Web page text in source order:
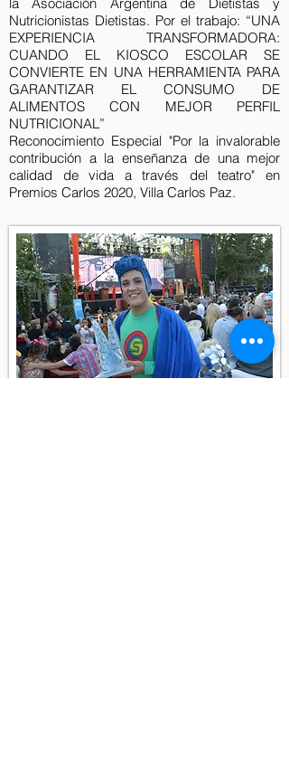
Nutricionistas Dietistas. Por el trabajo: “UNA
EXPERIENCIA TRANSFORMADORA:
CUANDO EL KIOSCO ESCOLAR SE
CONVIERTE EN UNA HERRAMIENTA PARA
GARANTIZAR EL CONSUMO DE
ALIMENTOS CON MEJOR PERFIL
NUTRICIONAL”
Reconocimiento Especial "Por la invalorable
contribución a la enseñanza de una mejor
calidad de vida a través del teatro" en
Premios Carlos 2020, Villa Carlos Paz.